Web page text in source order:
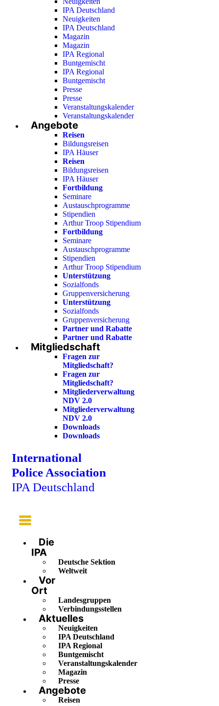
IPA Deutschland
Neuigkeiten
IPA Deutschland
Magazin
Magazin
IPA Regional
Buntgemischt
IPA Regional
Buntgemischt
Presse
Presse
Veranstaltungskalender
Veranstaltungskalender
Angebote
Reisen
Bildungsreisen
IPA Häuser
Reisen
Bildungsreisen
IPA Häuser
Fortbildung
Seminare
Austauschprogramme
Stipendien
Arthur Troop Stipendium
Fortbildung
Seminare
Austauschprogramme
Stipendien
Arthur Troop Stipendium
Unterstützung
Sozialfonds
Gruppenversicherung
Unterstützung
Sozialfonds
Gruppenversicherung
Partner und Rabatte
Partner und Rabatte
Mitgliedschaft
Fragen zur
Mitgliedschaft?
Fragen zur
Mitgliedschaft?
Mitgliederverwaltung
NDV 2.0
Mitgliederverwaltung
NDV 2.0
Downloads
Downloads
International
Police Association
IPA Deutschland
Main
Menu
Die
IPA
Deutsche Sektion
Weltweit
Vor
Ort
Landesgruppen
Verbindungsstellen
Aktuelles
Neuigkeiten
IPA Deutschland
IPA Regional
Buntgemischt
Veranstaltungskalender
Magazin
Presse
Angebote
Reisen